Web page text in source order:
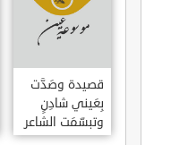
قصيدة وصَدَّت
بِعَيني شادِنٍ
وتبسّمَت الشاعر
العوام بن عقبة